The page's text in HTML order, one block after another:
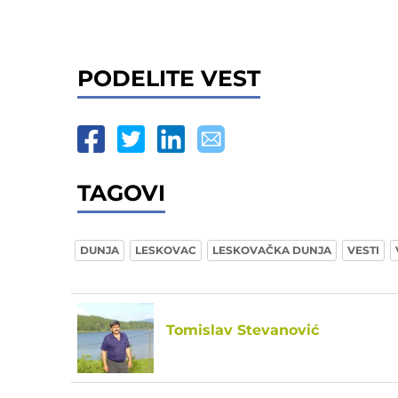
PODELITE VEST
TAGOVI
DUNJA LESKOVAC LESKOVAČKA DUNJA VESTI
Tomislav Stevanović